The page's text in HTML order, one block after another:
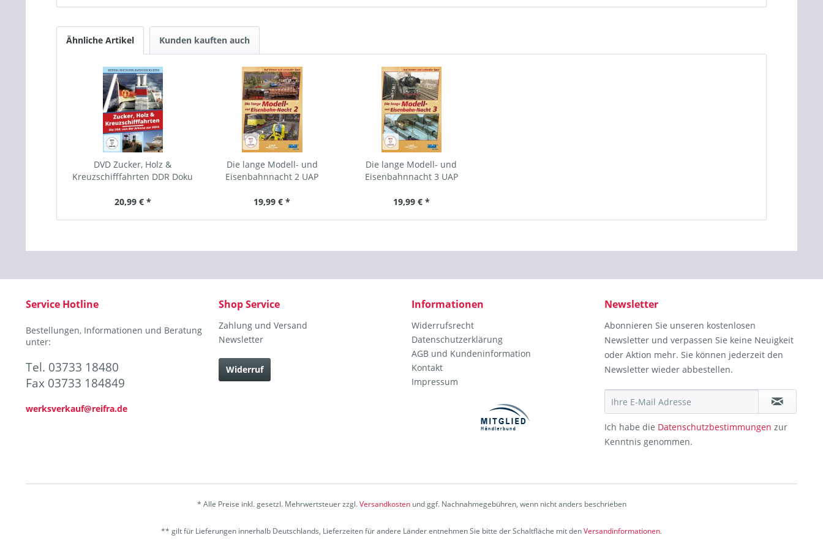
Ähnliche Artikel Kunden kauften auch
DVD Zucker, Holz &
Kreuzschifffahrten DDR Doku
20,99 € *
Die lange Modell- und
Eisenbahnnacht 2 UAP
19,99 € *
Die lange Modell- und
Eisenbahnnacht 3 UAP
19,99 € *
Service Hotline
Bestellungen, Informationen und Beratung
unter:
Tel. 03733 18480
Fax 03733 184849
werksverkauf@reifra.de
Shop Service
Zahlung und Versand
Newsletter
Widerruf
Informationen
Widerrufsrecht
Datenschutzerklärung
AGB und Kundeninformation
Kontakt
Impressum
Newsletter
Abonnieren Sie unseren kostenlosen
Newsletter und verpassen Sie keine Neuigkeit
oder Aktion mehr. Sie können jederzeit den
Newsletter wieder abbestellen.
Ich habe die Datenschutzbestimmungen zur
Kenntnis genommen.
* Alle Preise inkl. gesetzl. Mehrwertsteuer zzgl.Versandkostenund ggf. Nachnahmegebühren, wenn nicht anders beschrieben
** gilt für Lieferungen innerhalb Deutschlands, Lieferzeiten für andere Länder entnehmen Sie bitte der Schaltfläche mit denVersandinformationen.